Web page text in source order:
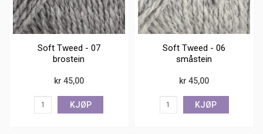
Soft Tweed - 07
brostein
kr 45,00
KJØP
Soft Tweed - 06
småstein
kr 45,00
KJØP